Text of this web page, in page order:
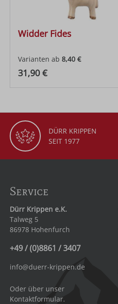
Widder Fides
Varianten ab 8,40 €
Regulärer Preis:
31,90 €
DÜRR KRIPPEN
SEIT 1977
Service
Dürr Krippen e.K.
Talweg 5
86978 Hohenfurch
+49 / (0)8861 / 3407
info@duerr-krippen.de
Oder über unser
Kontaktformular.